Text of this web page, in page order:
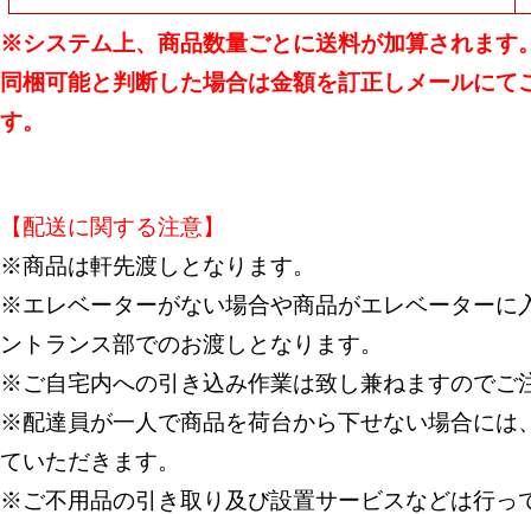
※システム上、商品数量ごとに送料が加算されます
同梱可能と判断した場合は金額を訂正しメールにて
す。
【配送に関する注意】
※商品は軒先渡しとなります。
※エレベーターがない場合や商品がエレベーターに
ントランス部でのお渡しとなります。
※ご自宅内への引き込み作業は致し兼ねますのでご
※配達員が一人で商品を荷台から下せない場合には
ていただきます。
※ご不用品の引き取り及び設置サービスなどは行っ